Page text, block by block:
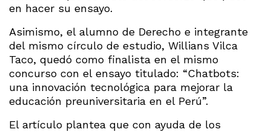
en hacer su ensayo.
Asimismo, el alumno de Derecho e integrante
del mismo círculo de estudio, Willians Vilca
Taco, quedó como finalista en el mismo
concurso con el ensayo titulado: “Chatbots:
una innovación tecnológica para mejorar la
educación preuniversitaria en el Perú”.
El artículo plantea que con ayuda de los